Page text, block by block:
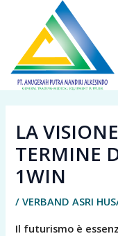
content
LA
TERMINE
1WIN
/VERBAND ASRI
Il futurismo è